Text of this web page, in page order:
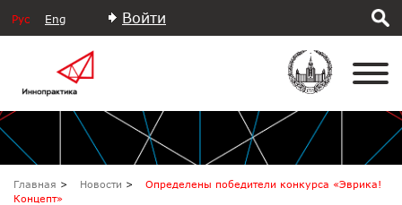
Рус Eng Войти
Главная Новости
Определены победители конкурса «Эврика!
Концепт»